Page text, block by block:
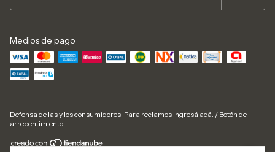
Medios de pago
Defensa de las y los consumidores. Para reclamos ingresá acá. / Botón de
arrepentimiento